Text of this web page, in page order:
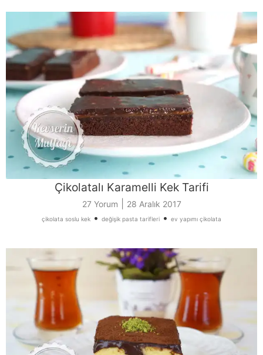
Çikolatalı Karamelli Kek Tarifi
27 Yorum 28 Aralık 2017
çikolata soslu kek • değişik pasta tarifleri • ev yapımı çikolata